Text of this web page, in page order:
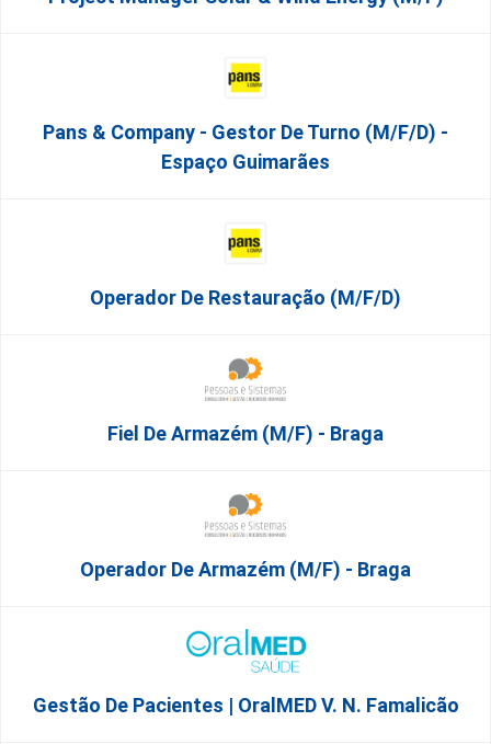
Pans & Company - Gestor De Turno (m/f/d) -
Espaço Guimarães
Operador De Restauração (m/f/d)
Fiel De Armazém (m/f) - Braga
Operador De Armazém (m/f) - Braga
Gestão De Pacientes | OralMED V. N. Famalicão